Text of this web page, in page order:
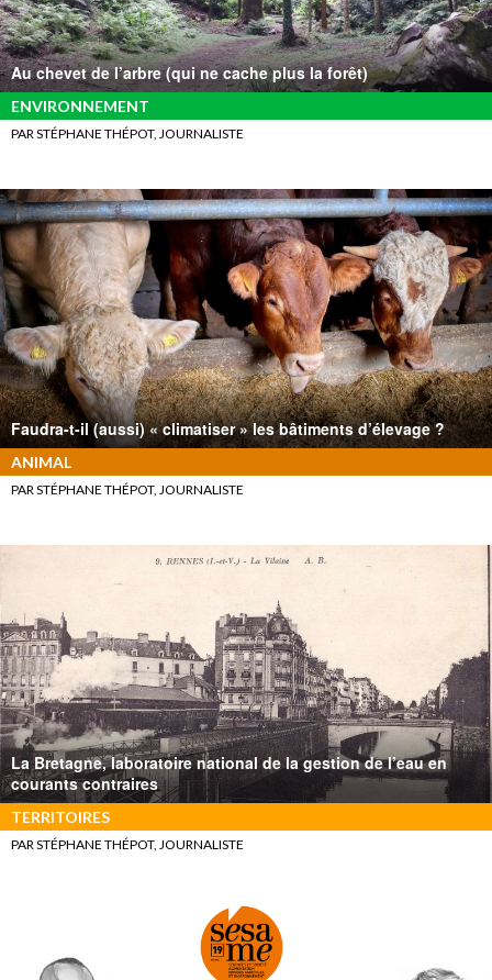
Au chevet de l’arbre (qui ne cache plus la forêt)
ENVIRONNEMENT
PAR STÉPHANE THÉPOT, JOURNALISTE
Faudra-t-il (aussi) « climatiser » les bâtiments d’élevage ?
ANIMAL
PAR STÉPHANE THÉPOT, JOURNALISTE
La Bretagne, laboratoire national de la gestion de l’eau en
courants contraires
TERRITOIRES
PAR STÉPHANE THÉPOT, JOURNALISTE